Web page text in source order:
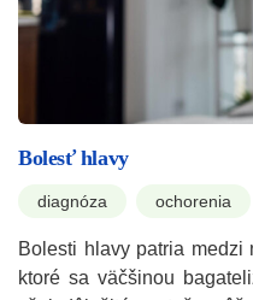
Bolesť hlavy
diagnóza ochorenia
Bolesti hlavy patria medzi
ktoré sa väčšinou